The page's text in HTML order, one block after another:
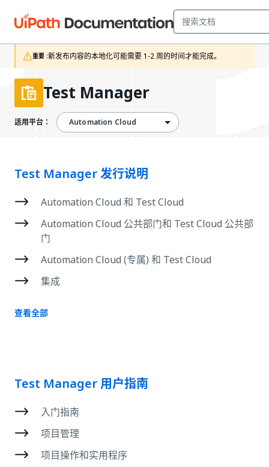
重要 :新发布内容的本地化可能需要 1-2 周的时间才能完成。
Test Manager
适用平台： Automation Cloud
Test Manager 发行说明
Automation Cloud 和 Test Cloud
Automation Cloud 公共部门和 Test Cloud 公共部
门
Automation Cloud (专属) 和 Test Cloud
集成
查看全部
Test Manager 用户指南
入门指南
项目管理
项目操作和实用程序